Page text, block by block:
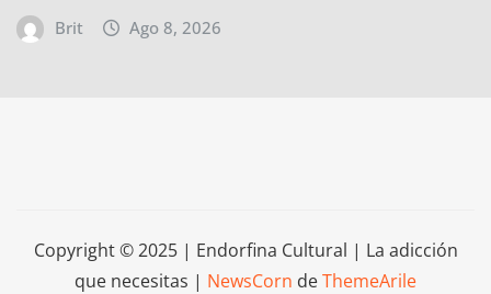
Brit Ago 8, 2026
Copyright © 2025 | Endorfina Cultural | La adicción
que necesitas | NewsCorn deThemeArile